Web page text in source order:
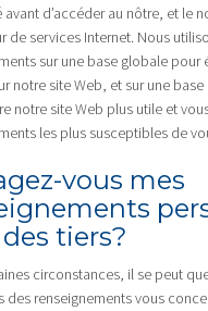
avant d’accéder au nôtre, et le
de services Internet. Nous
sur une base globale pour
notre site Web, et sur une
notre site Web plus utile et
les plus susceptibles de
vous mes
tiers?
circonstances, il se peut
des renseignements vous